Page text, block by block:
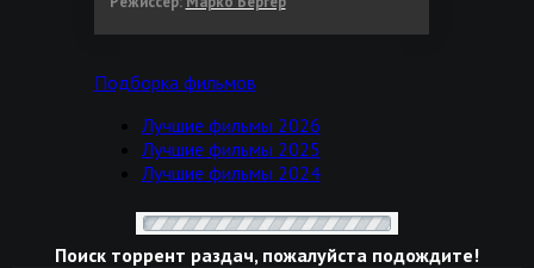
Подборка фильмов
Лучшие фильмы 2026
Лучшие фильмы 2025
Лучшие фильмы 2024
Поиск торрент раздач, пожалуйста подождите!